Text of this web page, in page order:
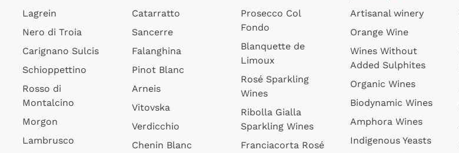
Lagrein
Nero di Troia
Carignano Sulcis
Schioppettino
Rosso di
Montalcino
Morgon
Lambrusco
Catarratto
Sancerre
Falanghina
Pinot Blanc
Arneis
Vitovska
Verdicchio
Chenin Blanc
Prosecco Col
Fondo
Blanquette de
Limoux
Rosé Sparkling
Wines
Ribolla Gialla
Sparkling Wines
Franciacorta Rosé
Artisanal winery
Orange Wine
Wines Without
Added Sulphites
Organic Wines
Biodynamic Wines
Amphora Wines
Indigenous Yeasts